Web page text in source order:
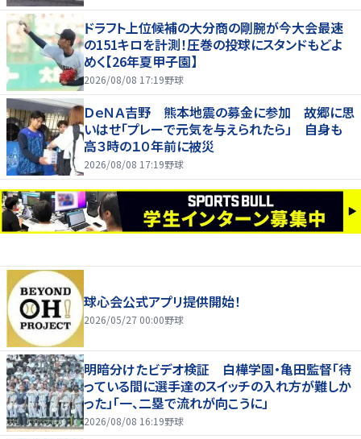
ドラフト上位候補の大分商の剛腕が今大会最速
の151キロを計測！圧巻の投球にスタンドもどよ
めく【26年夏甲子園】
2026/08/08 17:19野球
ＤｅＮＡ吉野 熊本地震の募金に参加 故郷に思
いはせ「プレーで元気を与えられたら」 自身も
高３時の１０年前に被災
2026/08/08 17:19野球
球心会公式アプリ提供開始！
2026/05/27 00:00野球
明暗分けたビデオ検証 白樺学園・亀田監督「待
っている間に選手達のスイッチの入れ方が難しか
った」「一、二塁で流れが向こうに」
2026/08/08 16:19野球